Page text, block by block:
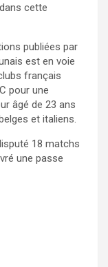
cette
publiées par
est en voie
français
pour une
âgé de 23 ans
et italiens.
18 matchs
une passe